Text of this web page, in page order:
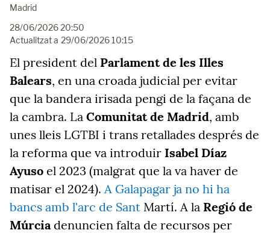
Madrid
28/06/2026 20:50
Actualitzat a 29/06/2026 10:15
El president del Parlament de les Illes
Balears, en una croada judicial per evitar
que la bandera irisada pengi de la façana de
la cambra. La Comunitat de Madrid, amb
unes lleis LGTBI i trans retallades després de
la reforma que va introduir Isabel Díaz
Ayuso el 2023 (malgrat que la va haver de
matisar el 2024). A Galapagar ja no hi ha
bancs amb l'arc de Sant Martí. A la Regió de
Múrciadenuncien falta de recursos per